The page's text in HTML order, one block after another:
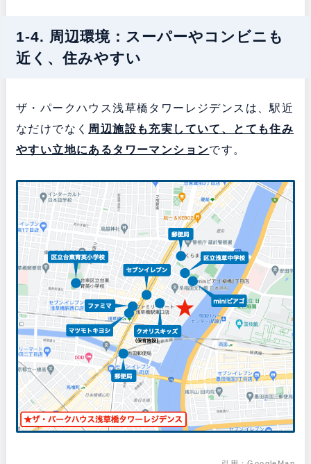
1-4. 周辺環境：スーパーやコンビニも
近く、住みやすい
ザ・パークハウス浅草橋タワーレジデンスは、駅近
なだけでなく 周辺施設も充実していて、とても住み
やすい立地にあるタワーマンションです。